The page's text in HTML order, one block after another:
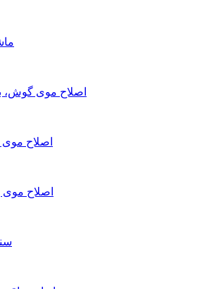
اصلاح موی گوش،
اصلاح موی
اصلاح موی